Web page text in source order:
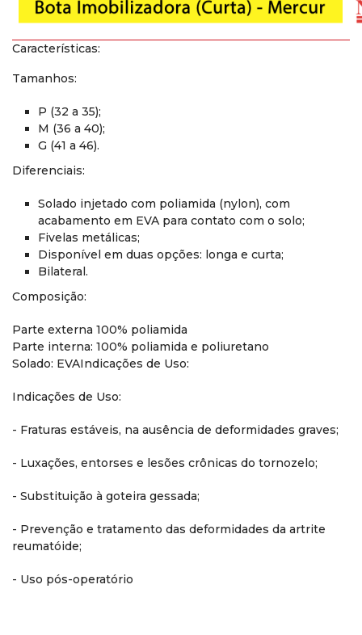
Características:
Tamanhos:
P (32 a 35);
M (36 a 40);
G (41 a 46).
Diferenciais:
Solado injetado com poliamida (nylon), com
acabamento em EVA para contato com o solo;
Fivelas metálicas;
Disponível em duas opções: longa e curta;
Bilateral.
Composição:
Parte externa 100% poliamida
Parte interna: 100% poliamida e poliuretano
Solado: EVAIndicações de Uso:
Indicações de Uso:
- Fraturas estáveis, na ausência de deformidades graves;
- Luxações, entorses e lesões crônicas do tornozelo;
- Substituição à goteira gessada;
- Prevenção e tratamento das deformidades da artrite
reumatóide;
- Uso pós-operatório